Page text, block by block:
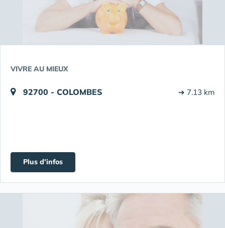
VIVRE AU MIEUX
92700 - COLOMBES ➔ 7.13 km
Plus d'infos